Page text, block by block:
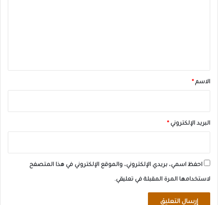
*الاسم*
البريد الإلكتروني*
احفظ اسمي، بريدي الإلكتروني، والموقع الإلكتروني في هذا المتصفح
لاستخدامها المرة المقبلة في تعليقي.